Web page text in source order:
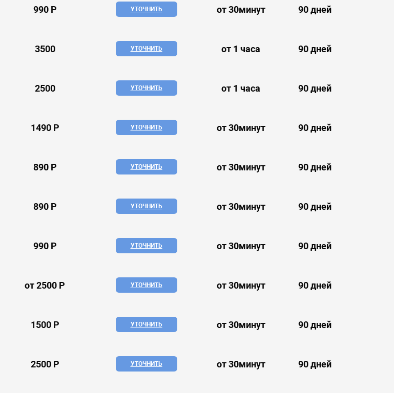
990 Р УТОЧНИТЬ от 30минут 90 дней
3500 УТОЧНИТЬ от 1 часа 90 дней
2500 УТОЧНИТЬ от 1 часа 90 дней
1490 Р УТОЧНИТЬ от 30минут 90 дней
890 Р УТОЧНИТЬ от 30минут 90 дней
890 Р УТОЧНИТЬ от 30минут 90 дней
990 Р УТОЧНИТЬ от 30минут 90 дней
от 2500 Р УТОЧНИТЬ от 30минут 90 дней
1500 Р УТОЧНИТЬ от 30минут 90 дней
2500 Р УТОЧНИТЬ от 30минут 90 дней